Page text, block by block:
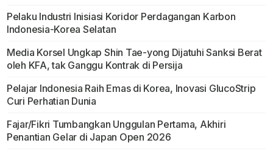
Pelaku Industri Inisiasi Koridor Perdagangan Karbon
Indonesia-Korea Selatan
Media Korsel Ungkap Shin Tae-yong Dijatuhi Sanksi Berat
oleh KFA, tak Ganggu Kontrak di Persija
Pelajar Indonesia Raih Emas di Korea, Inovasi GlucoStrip
Curi Perhatian Dunia
Fajar/Fikri Tumbangkan Unggulan Pertama, Akhiri
Penantian Gelar di Japan Open 2026